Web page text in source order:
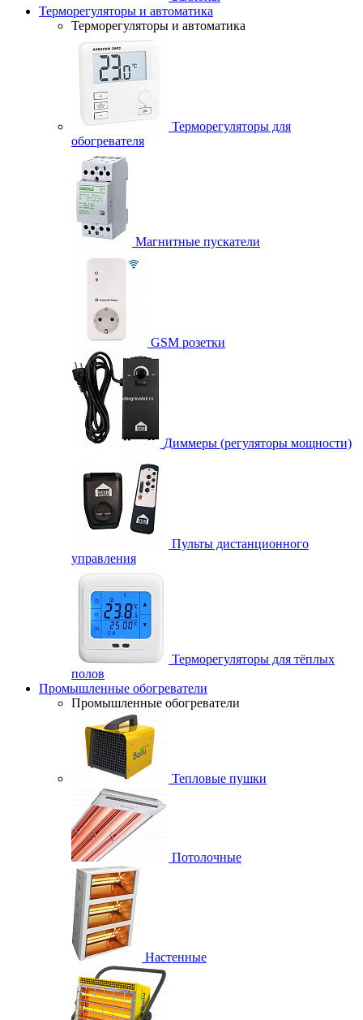
Терморегуляторы и автоматика
Терморегуляторы и автоматика
Терморегуляторы для
обогревателя
Магнитные пускатели
GSM розетки
Диммеры (регуляторы мощности)
Пульты дистанционного
управления
Терморегуляторы для тёплых
полов
Промышленные обогреватели
Промышленные обогреватели
Тепловые пушки
Потолочные
Настенные